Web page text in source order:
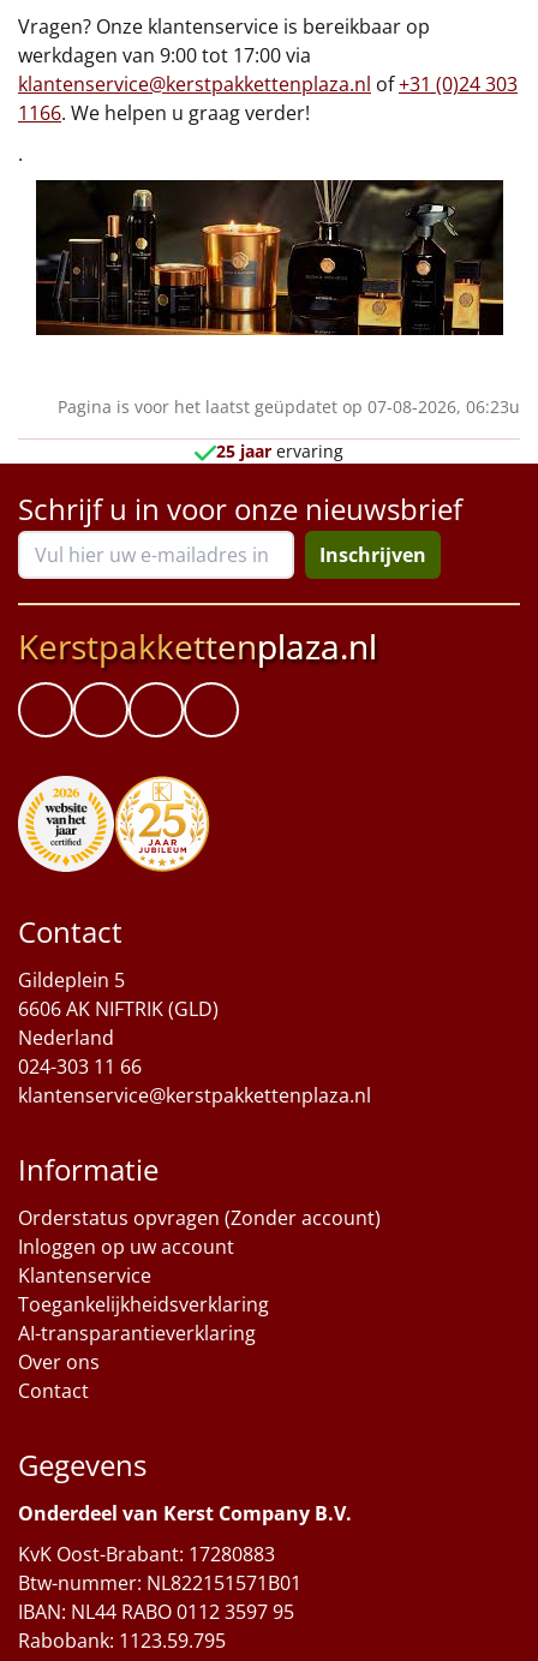
Vragen? Onze klantenservice is bereikbaar op
werkdagen van 9:00 tot 17:00 via
klantenservice@kerstpakkettenplaza.nl of+31 (0)24 303
1166. We helpen u graag verder!
.
Pagina is voor het laatst geüpdatet op 07-08-2026, 06:23u
25 jaar ervaring
Schrijf u in voor onze nieuwsbrief
Inschrijven
Kerstpakkettenplaza.nl
Contact
Gildeplein 5
6606 AK NIFTRIK (GLD)
Nederland
024-303 11 66
klantenservice@kerstpakkettenplaza.nl
Informatie
Orderstatus opvragen (Zonder account)
Inloggen op uw account
Klantenservice
Toegankelijkheidsverklaring
AI-transparantieverklaring
Over ons
Contact
Gegevens
Onderdeel van Kerst Company B.V.
KvK Oost-Brabant: 17280883
Btw-nummer: NL822151571B01
IBAN: NL44 RABO 0112 3597 95
Rabobank: 1123.59.795